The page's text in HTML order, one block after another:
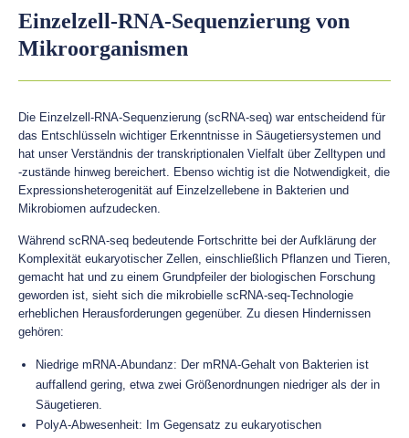
Einzelzell-RNA-Sequenzierung von
Mikroorganismen
Die Einzelzell-RNA-Sequenzierung (scRNA-seq) war entscheidend für
das Entschlüsseln wichtiger Erkenntnisse in Säugetiersystemen und
hat unser Verständnis der transkriptionalen Vielfalt über Zelltypen und
-zustände hinweg bereichert. Ebenso wichtig ist die Notwendigkeit, die
Expressionsheterogenität auf Einzelzellebene in Bakterien und
Mikrobiomen aufzudecken.
Während scRNA-seq bedeutende Fortschritte bei der Aufklärung der
Komplexität eukaryotischer Zellen, einschließlich Pflanzen und Tieren,
gemacht hat und zu einem Grundpfeiler der biologischen Forschung
geworden ist, sieht sich die mikrobielle scRNA-seq-Technologie
erheblichen Herausforderungen gegenüber. Zu diesen Hindernissen
gehören:
Niedrige mRNA-Abundanz: Der mRNA-Gehalt von Bakterien ist
auffallend gering, etwa zwei Größenordnungen niedriger als der in
Säugetieren.
PolyA-Abwesenheit: Im Gegensatz zu eukaryotischen